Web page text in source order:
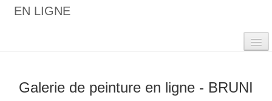
EN LIGNE
0
Galerie de peinture en ligne - BRUNI